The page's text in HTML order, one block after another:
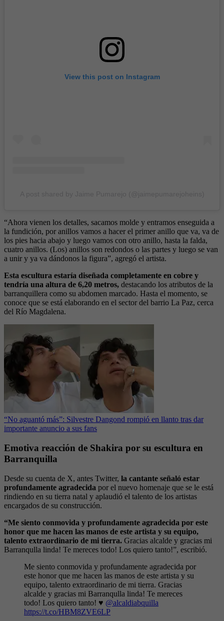
View this post on Instagram
“Ahora vienen los detalles, sacamos molde y entramos enseguida a
la fundición, por anillos vamos a hacer el primer anillo que va, va de
los pies hacia abajo y luego vamos con otro anillo, hasta la falda,
cuatro anillos. (Los) anillos son redondos o las partes y luego se van
a unir y ya va dándonos la figura”, agregó el artista.
Esta escultura estaría diseñada completamente en cobre y
tendría una altura de 6,20 metros, destacando los atributos de la
barranquillera como su abdomen marcado. Hasta el momento, se
conoce que se está elaborando en el sector del barrio La Paz, cerca
del Río Magdalena.
“No aguantó más”: Silvestre Dangond rompió en llanto tras dar
importante anuncio a sus fans
Emotiva reacción de Shakira por su escultura en
Barranquilla
Desde su cuenta de X, antes Twitter, la cantante señaló estar
profundamente agradecida por el nuevo homenaje que se le está
rindiendo en su tierra natal y aplaudió el talento de los artistas
encargados de su construcción.
“Me siento conmovida y profundamente agradecida por este
honor que me hacen las manos de este artista y su equipo,
talento extraordinario de mi tierra. Gracias alcalde y gracias mi
Barranqulla linda! Te mereces todo! Los quiero tanto!”, escribió.
Me siento conmovida y profundamente agradecida por
este honor que me hacen las manos de este artista y su
equipo, talento extraordinario de mi tierra. Gracias
alcalde y gracias mi Barranqulla linda! Te mereces
todo! Los quiero tanto! ♥️ @alcaldiabquilla
https://t.co/HBM8ZVE6LP